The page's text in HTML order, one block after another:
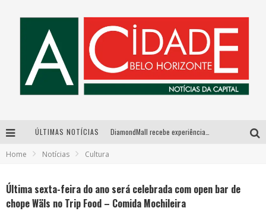
ÚLTIMAS NOTÍCIAS
Home Notícias Cultura
Última sexta-feira do ano será celebrada com open bar de
chope Wäls no Trip Food – Comida Mochileira